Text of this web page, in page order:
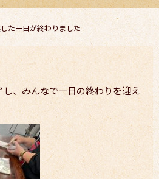
た一日が終わりました
、みんなで一日の終わりを迎え